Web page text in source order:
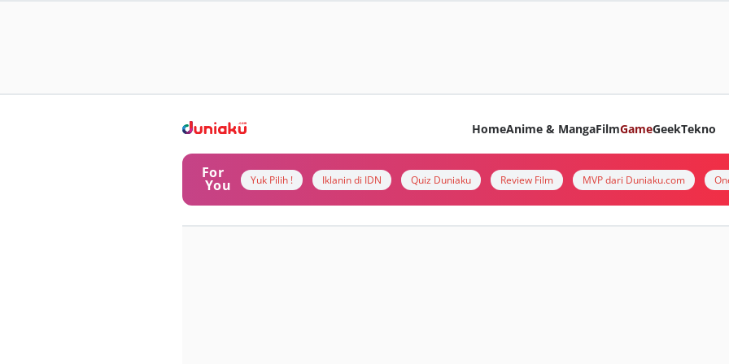
HomeAnime & MangaFilmGameGeekTekno
For
You Yuk Pilih ! Iklanin di IDN Quiz Duniaku Review Film MVP dari Duniaku.com